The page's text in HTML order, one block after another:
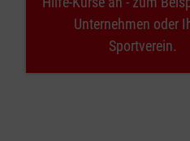
Unternehmen oder
Sportverein.